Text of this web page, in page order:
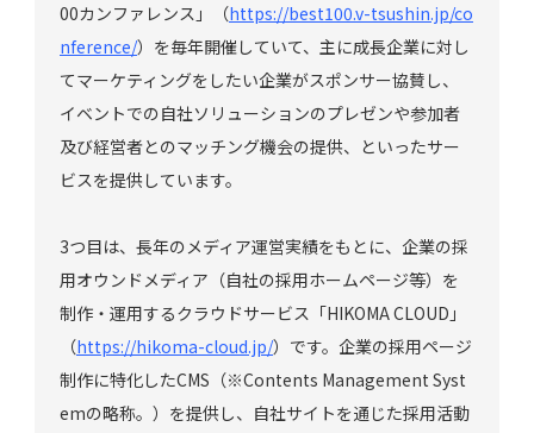
00カンファレンス」（https://best100.v-tsushin.jp/co
nference/）を毎年開催していて、主に成長企業に対し
てマーケティングをしたい企業がスポンサー協賛し、
イベントでの自社ソリューションのプレゼンや参加者
及び経営者とのマッチング機会の提供、といったサー
ビスを提供しています。
3つ目は、長年のメディア運営実績をもとに、企業の採
用オウンドメディア（自社の採用ホームページ等）を
制作・運用するクラウドサービス「HIKOMA CLOUD」
（https://hikoma-cloud.jp/）です。企業の採用ページ
制作に特化したCMS（※Contents Management Syst
emの略称。）を提供し、自社サイトを通じた採用活動